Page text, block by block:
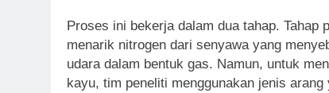
Proses ini bekerja dalam dua tahap. Tahap
menarik nitrogen dari senyawa yang
udara dalam bentuk gas. Namun, untuk
kayu, tim peneliti menggunakan jenis